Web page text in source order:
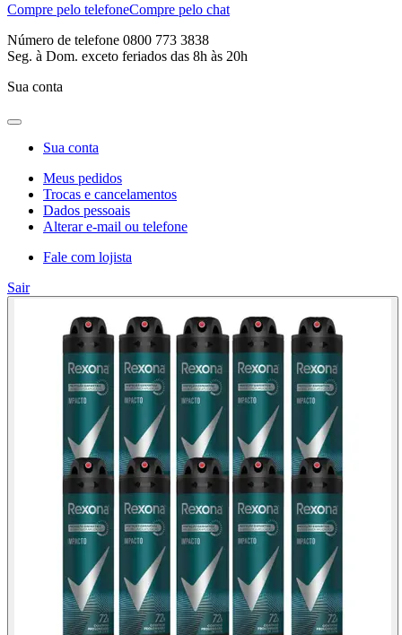
Compre pelo telefoneCompre pelo chat
Número de telefone 0800 773 3838
Seg. à Dom. exceto feriados das 8h às 20h
Sua conta
Sua conta
Meus pedidos
Trocas e cancelamentos
Dados pessoais
Alterar e-mail ou telefone
Fale com lojista
Sair